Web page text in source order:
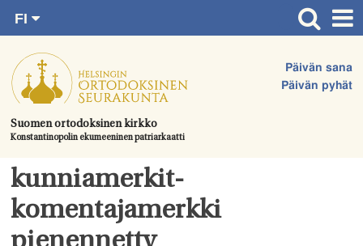
suoraan
sisältöön.
Suomen ortodoksinen kirkko
Konstantinopolin ekumeeninen patriarkaatti
Päivän sana
Päivän pyhät
FI
SV
EN
UA
Etusivu
Ajankohtaista
Juhlat & toimitukset
Kirkot
Apua & tukea
Tule mukaan
kunniamerkit-
komentajamerkki